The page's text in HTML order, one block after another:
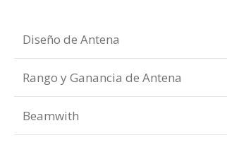
Diseño de Antena
Rango y Ganancia de Antena
Beamwith